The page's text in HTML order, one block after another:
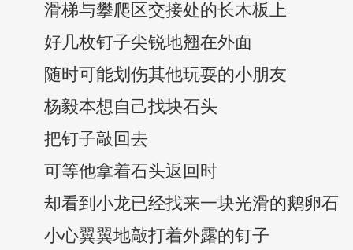
滑梯与攀爬区交接处的长木板上
好几枚钉子尖锐地翘在外面
随时可能划伤其他玩耍的小朋友
杨毅本想自己找块石头
把钉子敲回去
可等他拿着石头返回时
却看到小龙已经找来一块光滑的鹅卵石
小心翼翼地敲打着外露的钉子